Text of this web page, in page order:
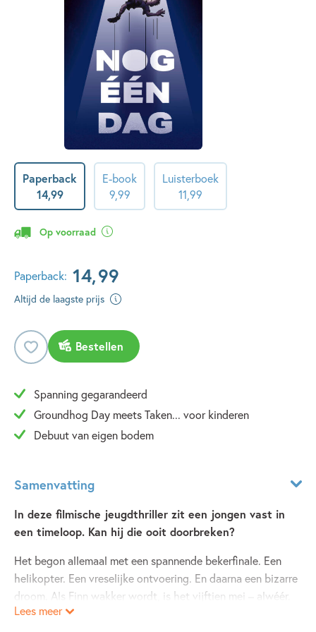
Paperback
14,99
E-book
9,99
Luisterboek
11,99
Op voorraad
Paperback: 14,99
Altijd de laagste prijs
Bestellen
Spanning gegarandeerd
Groundhog Day meets Taken... voor kinderen
Debuut van eigen bodem
Samenvatting
In deze filmische jeugdthriller zit een jongen vast in
een timeloop. Kan hij die ooit doorbreken?
Het begon allemaal met een spannende bekerfinale. Een
helikopter. Een vreselijke ontvoering. En daarna een bizarre
droom. Als Finn wakker wordt, is het vijftien mei – alwéér.
En daarna wordt hij keer op keer op deze dag wakker.
Lees meer